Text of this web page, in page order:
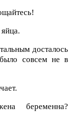
досталось
совсем не в
беременна?